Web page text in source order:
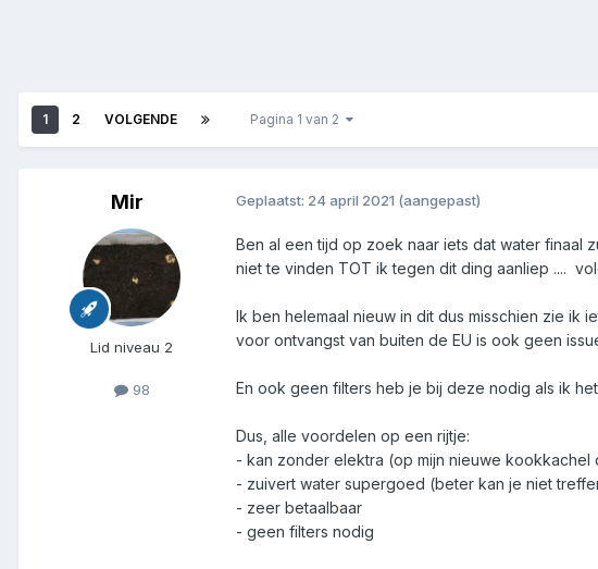
1 2 VOLGENDE Pagina 1 van 2
Mir
Lid niveau 2
98
Geplaatst: 24 april 2021 (aangepast)
Ben al een tijd op zoek naar iets dat water finaal
niet te vinden TOT ik tegen dit ding aanliep ....
Ik ben helemaal nieuw in dit dus misschien zie
voor ontvangst van buiten de EU is ook geen
En ook geen filters heb je bij deze nodig als ik
Dus, alle voordelen op een rijtje:
- kan zonder elektra (op mijn nieuwe
- zuivert water supergoed (beter kan je niet
- zeer betaalbaar
- geen filters nodig